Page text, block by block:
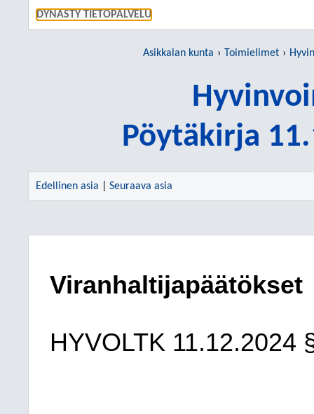
DYNASTY TIETOPALVELU
Asikkalan kunta Toimielimet
Pöytäkirja
Edellinen asia Seuraava asia
Viranhaltijapäätökset
HYVOLTK 11.12.2024